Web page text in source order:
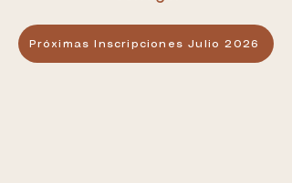
Próximas Inscripciones Julio 2026